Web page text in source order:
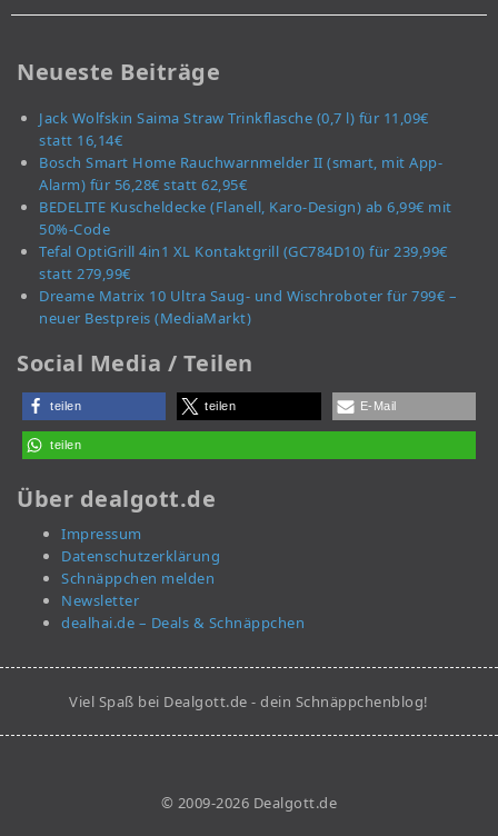
Neueste Beiträge
Jack Wolfskin Saima Straw Trinkflasche (0,7 l) für 11,09€
statt 16,14€
Bosch Smart Home Rauchwarnmelder II (smart, mit App-
Alarm) für 56,28€ statt 62,95€
BEDELITE Kuscheldecke (Flanell, Karo-Design) ab 6,99€ mit
50%-Code
Tefal OptiGrill 4in1 XL Kontaktgrill (GC784D10) für 239,99€
statt 279,99€
Dreame Matrix 10 Ultra Saug- und Wischroboter für 799€ –
neuer Bestpreis (MediaMarkt)
Social Media / Teilen
teilen teilen E-Mail
teilen
Über dealgott.de
Impressum
Datenschutzerklärung
Schnäppchen melden
Newsletter
dealhai.de – Deals & Schnäppchen
Viel Spaß bei Dealgott.de - dein Schnäppchenblog!
© 2009-2026 Dealgott.de